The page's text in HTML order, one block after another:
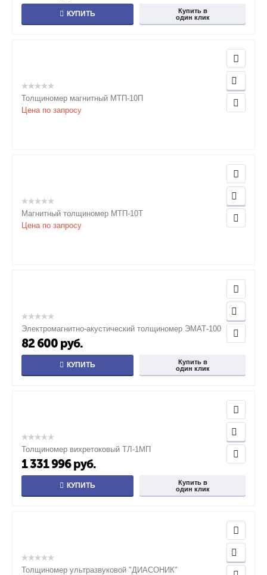
КУПИТЬ
Купить в
один клик
Толщиномер магнитный МТП-10П
Цена по запросу
Магнитный толщиномер МТП-10Т
Цена по запросу
Электромагнитно-акустический толщиномер ЭМАТ-100
82 600 руб.
КУПИТЬ
Купить в
один клик
Толщиномер вихретоковый ТЛ-1МП
1 331 996 руб.
КУПИТЬ
Купить в
один клик
Толщиномер ультразвуковой "ДИАСОНИК"